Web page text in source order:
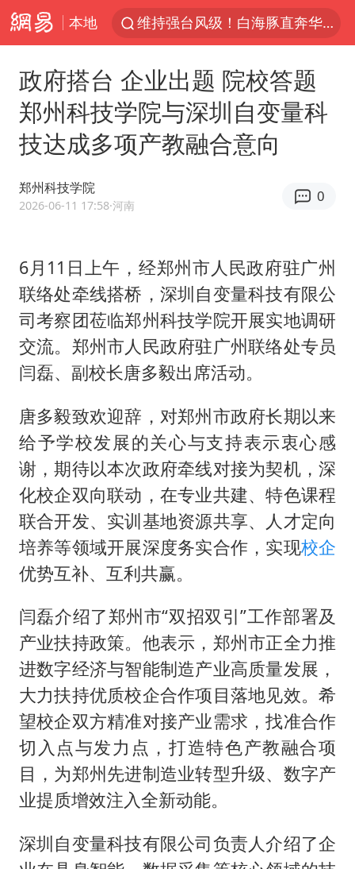
本地
维持强台风级！白海豚直奔华东沿海
80后女柜员获聘4200亿银行副行长
24小时不关空调 电费反而更低？
“事业单位招聘不是人情买卖”
美国退回1000亿美元关税
你常吃的兰州拉面要改名了
河南试行周五下午弹性离岗
小伙靠AI减肥 45天瘦40斤进了ICU
李亚鹏向地铁吐血女孩捐99999元
新华社权威快报|我国编制完成新版全月地质图
中国经济展现强大韧性和活力
政府搭台 企业出题 院校答题
郑州科技学院与深圳自变量科
技达成多项产教融合意向
郑州科技学院
2026-06-11 17:58·河南
0
6月11日上午，经郑州市人民政府驻广州
联络处牵线搭桥，深圳自变量科技有限公
司考察团莅临郑州科技学院开展实地调研
交流。郑州市人民政府驻广州联络处专员
闫磊、副校长唐多毅出席活动。
唐多毅致欢迎辞，对郑州市政府长期以来
给予学校发展的关心与支持表示衷心感
谢，期待以本次政府牵线对接为契机，深
化校企双向联动，在专业共建、特色课程
联合开发、实训基地资源共享、人才定向
培养等领域开展深度务实合作，实现校企
优势互补、互利共赢。
闫磊介绍了郑州市“双招双引”工作部署及
产业扶持政策。他表示，郑州市正全力推
进数字经济与智能制造产业高质量发展，
大力扶持优质校企合作项目落地见效。希
望校企双方精准对接产业需求，找准合作
切入点与发力点，打造特色产教融合项
目，为郑州先进制造业转型升级、数字产
业提质增效注入全新动能。
深圳自变量科技有限公司负责人介绍了企